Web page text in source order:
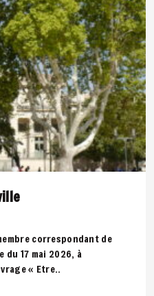
correspondant de
du 17 mai 2026, à
« Etre..